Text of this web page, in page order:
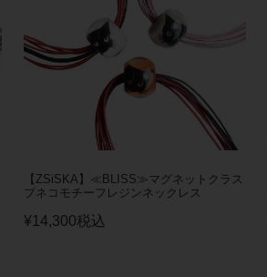
【ZSiSKA】≪BLISS≫マグネットクラス
プネコモチーフレジンネックレス
¥14,300税込